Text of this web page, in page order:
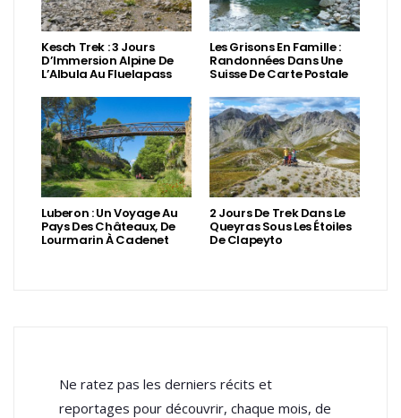
Kesch Trek : 3 Jours
D’Immersion Alpine De
L’Albula Au Fluelapass
Les Grisons En Famille :
Randonnées Dans Une
Suisse De Carte Postale
Luberon : Un Voyage Au
Pays Des Châteaux, De
Lourmarin À Cadenet
2 Jours De Trek Dans Le
Queyras Sous Les Étoiles
De Clapeyto
Ne ratez pas les derniers récits et
reportages pour découvrir, chaque mois, de